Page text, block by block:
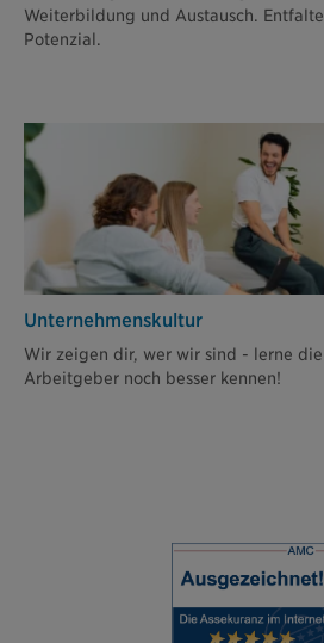
Weiterbildung und Austausch.
Potenzial.
Unternehmenskultur
Wir zeigen dir, wer wir sind - lerne
Arbeitgeber noch besser kennen!